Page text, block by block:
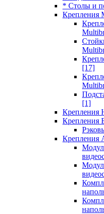
* Столы и
Крепления
[17]
[1]
Крепления
Крепления
Крепления